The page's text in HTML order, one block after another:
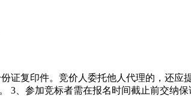
证复印件。竞价人委托他人代理的，还应
3、参加竞标者需在报名时间截止前交纳